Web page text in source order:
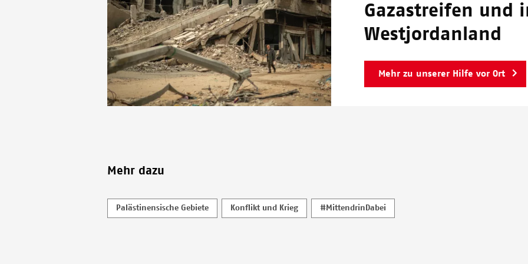
Gazastreifen und
Westjordanland
Mehr zu unserer Hilfe vor Ort
Mehr dazu
Palästinensische Gebiete Konflikt und Krieg #MittendrinDabei